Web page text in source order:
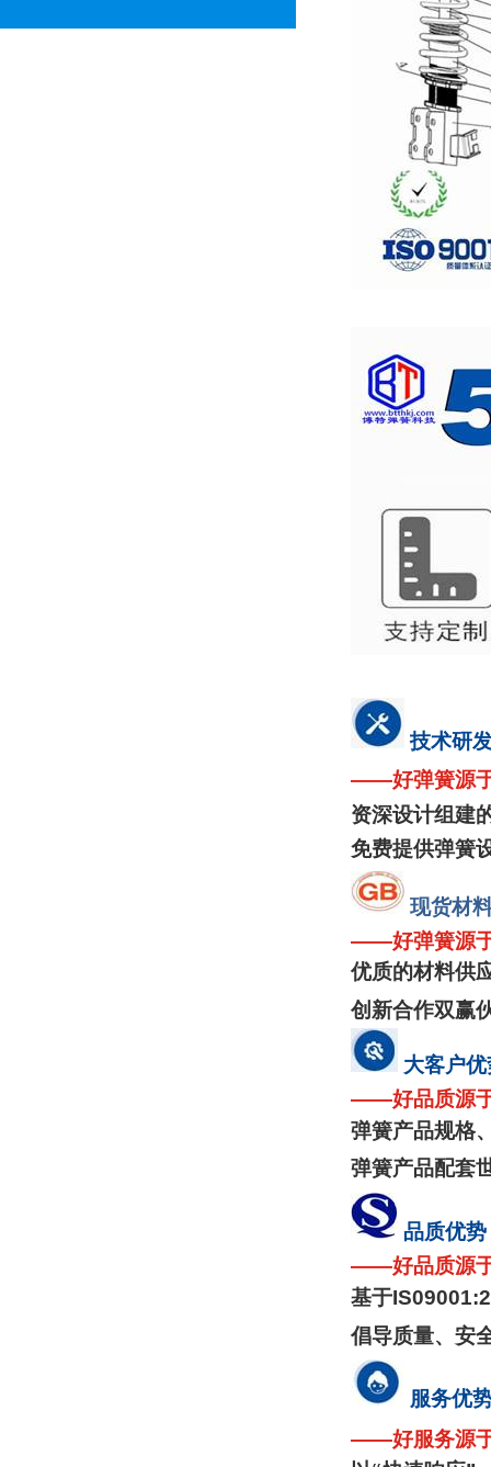
技术研
——好弹簧源
资深设计组建
免费提供弹簧
现货材
——好弹簧源
优质的材料供
创新合作双赢
大客户
——好品质源
弹簧产品规格
弹簧产品配套
品质优
——好品质源
基于
倡导质量、安
服务优
——好服务源